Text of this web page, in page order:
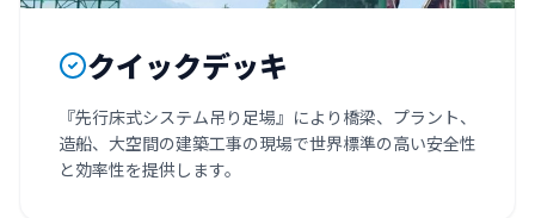
クイックデッキ
『先行床式システム吊り足場』により橋梁、プラント、
造船、大空間の建築工事の現場で世界標準の高い安全性
と効率性を提供します。